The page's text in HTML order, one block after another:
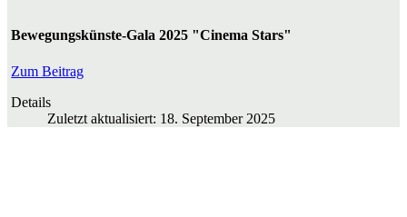
Bewegungskünste-Gala 2025 "Cinema Stars"
Zum Beitrag
Details
Zuletzt aktualisiert: 18. September 2025